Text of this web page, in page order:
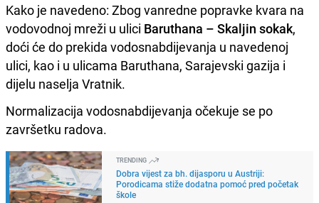
Kako je navedeno: Zbog vanredne popravke kvara na
vodovodnoj mreži u ulici Baruthana – Skaljin sokak,
doći će do prekida vodosnabdijevanja u navedenoj
ulici, kao i u ulicama Baruthana, Sarajevski gazija i
dijelu naselja Vratnik.
Normalizacija vodosnabdijevanja očekuje se po
završetku radova.
TRENDING
Dobra vijest za bh. dijasporu u Austriji:
Porodicama stiže dodatna pomoć pred početak
škole